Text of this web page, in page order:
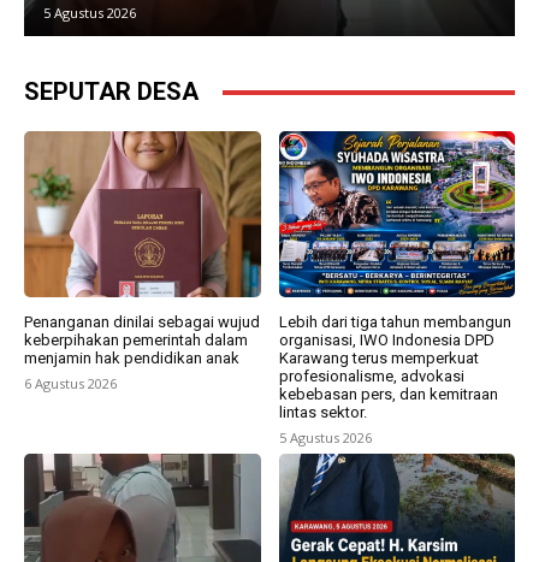
SEPUTAR DESA
Penanganan dinilai sebagai wujud
keberpihakan pemerintah dalam
menjamin hak pendidikan anak
6 Agustus 2026
Lebih dari tiga tahun membangun
organisasi, IWO Indonesia DPD
Karawang terus memperkuat
profesionalisme, advokasi
kebebasan pers, dan kemitraan
lintas sektor.
5 Agustus 2026